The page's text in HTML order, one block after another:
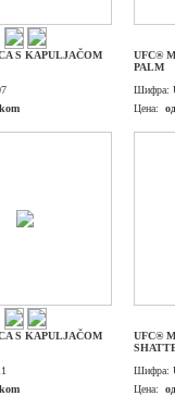
S KAPULJAČOM
UFC®
PALM
Шифра:
Цена:
S KAPULJAČOM
UFC®
Шифра:
Цена: